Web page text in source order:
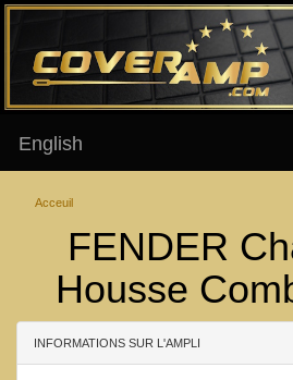
English
Acceuil
FENDER
Housse
INFORMATIONS SUR L'AMPLI